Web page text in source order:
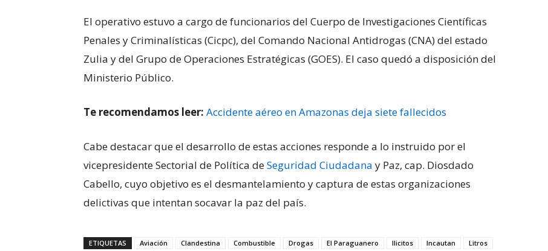
El operativo estuvo a cargo de funcionarios del Cuerpo de Investigaciones Científicas
Penales y Criminalísticas (Cicpc), del Comando Nacional Antidrogas (CNA) del estado
Zulia y del Grupo de Operaciones Estratégicas (GOES). El caso quedó a disposición del
Ministerio Público.
Te recomendamos leer: Accidente aéreo en Amazonas deja siete fallecidos
Cabe destacar que el desarrollo de estas acciones responde a lo instruido por el
vicepresidente Sectorial de Política deSeguridad Ciudadana y Paz, cap. Diosdado
Cabello, cuyo objetivo es el desmantelamiento y captura de estas organizaciones
delictivas que intentan socavar la paz del país.
ETIQUETAS Aviación Clandestina Combustible Drogas El Paraguanero Ilicitos Incautan
Litros